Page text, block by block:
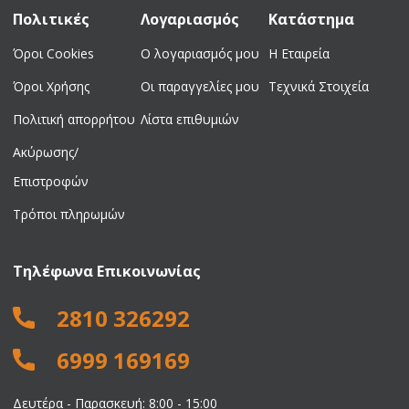
Πολιτικές
Όροι Cookies
Όροι Χρήσης
Πολιτική απορρήτου
Ακύρωσης/
Επιστροφών
Τρόποι πληρωμών
Λογαριασμός
Ο λογαριασμός μου
Οι παραγγελίες μου
Λίστα επιθυμιών
Κατάστημα
Η Εταιρεία
Τεχνικά Στοιχεία
Τηλέφωνα Επικοινωνίας
2810 326292
6999 169169
Δευτέρα - Παρασκευή: 8:00 - 15:00